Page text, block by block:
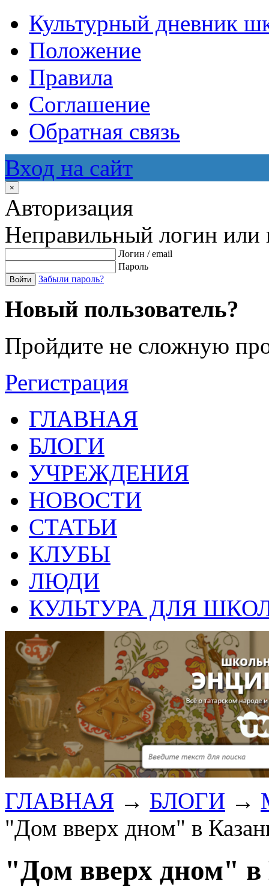
Культурный дневник
Положение
Правила
Соглашение
Обратная связь
Вход на сайт
×
Авторизация
Неправильный логин или
Логин / email
Пароль
Войти Забыли пароль?
Новый пользователь?
Пройдите не сложную
Регистрация
ГЛАВНАЯ
БЛОГИ
УЧРЕЖДЕНИЯ
НОВОСТИ
СТАТЬИ
КЛУБЫ
ЛЮДИ
КУЛЬТУРА ДЛЯ
ГЛАВНАЯ → БЛОГИ →
"Дом вверх дном" в
"Дом вверх дном" в